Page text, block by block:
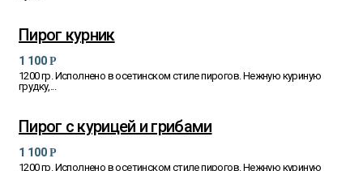
Пирог курник
1 100 Р
1200 гр. Исполнено в осетинском стиле пирогов. Нежную куриную
грудку,...
Пирог с курицей и грибами
1 100 Р
1200 гр. Исполнено в осетинском стиле пирогов. Нежную куриную